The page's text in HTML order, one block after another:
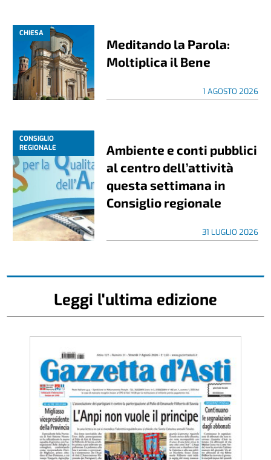
CHIESA
Meditando la Parola:
Moltiplica il Bene
1 AGOSTO 2026
CONSIGLIO
REGIONALE
Ambiente e conti pubblici
al centro dell’attività
questa settimana in
Consiglio regionale
31 LUGLIO 2026
Leggi l'ultima edizione